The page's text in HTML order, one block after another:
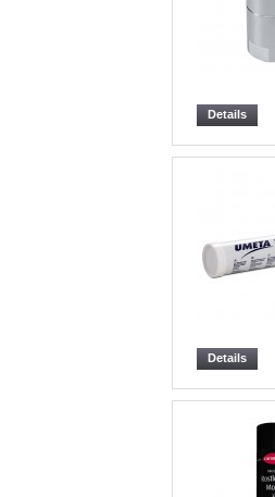
Details
Details